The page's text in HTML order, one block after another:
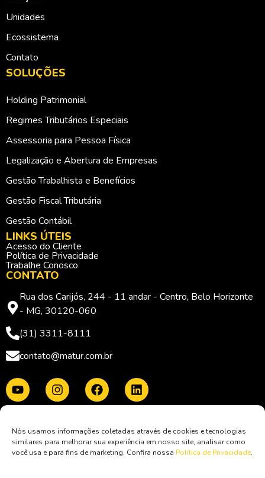
Nós usamos informações coletadas através de cookies e tecnologias
similares para melhorar sua experiência em nosso site, analisar como
você usa e para fins de marketing. Confira nossa Política de Privacidade.
Unidades
Ecossistema
Contato
SOLUÇÕES
Holding Patrimonial
Regimes Tributários Especiais
Assessoria para Pessoa Física
Legalização e Abertura de Empresas
Gestão Trabalhista e Benefícios
Gestão Fiscal Tributária
Gestão Contábil
LINKS ÚTEIS
Acesso do Cliente
Política de Privacidade
Trabalhe Conosco
CONTATO
Rua dos Carijós, 244 - 11 andar - Centro, Belo Horizonte
- MG, 30120-060
(31) 3311-8111
contato@matur.com.br